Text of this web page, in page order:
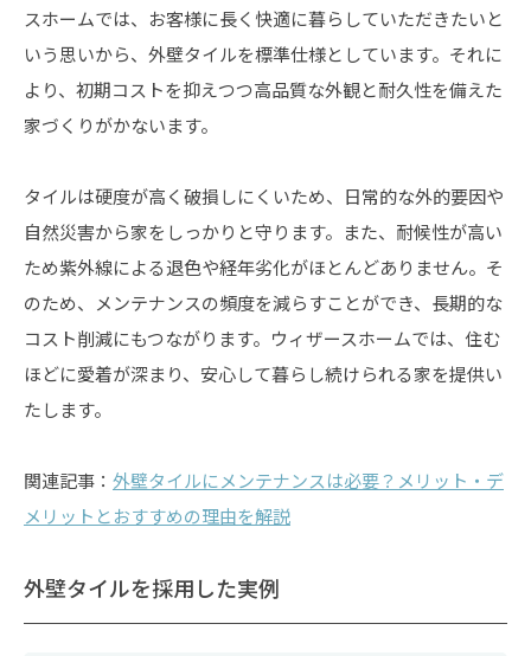
スホームでは、お客様に長く快適に暮らしていただきたいと
いう思いから、外壁タイルを標準仕様としています。それに
より、初期コストを抑えつつ高品質な外観と耐久性を備えた
家づくりがかないます。
タイルは硬度が高く破損しにくいため、日常的な外的要因や
自然災害から家をしっかりと守ります。また、耐候性が高い
ため紫外線による退色や経年劣化がほとんどありません。そ
のため、メンテナンスの頻度を減らすことができ、長期的な
コスト削減にもつながります。ウィザースホームでは、住む
ほどに愛着が深まり、安心して暮らし続けられる家を提供い
たします。
関連記事： 外壁タイルにメンテナンスは必要？メリット・デ
メリットとおすすめの理由を解説
外壁タイルを採用した実例